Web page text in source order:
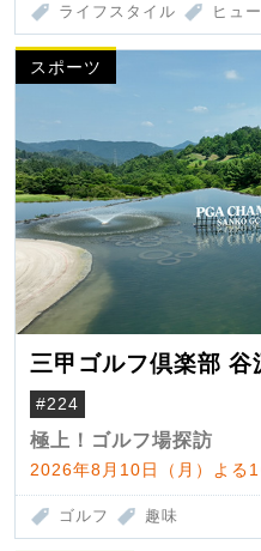
ライフスタイル ヒュ
スポーツ
三甲ゴルフ倶楽部
#224
極上！ゴルフ場探訪
2026年8月10日（月）よる
ゴルフ 趣味